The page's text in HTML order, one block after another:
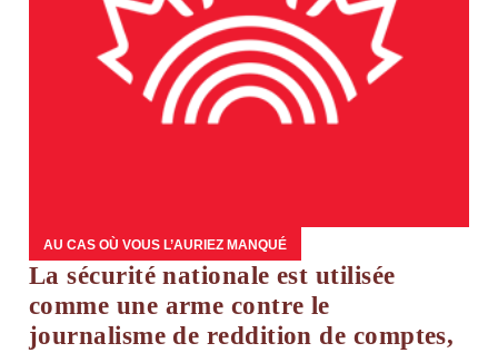
AU CAS OÙ VOUS L’AURIEZ MANQUÉ
La sécurité nationale est utilisée
comme une arme contre le
journalisme de reddition de comptes,